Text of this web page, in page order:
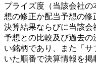
プライズ度（当該会社
想の修正か配当予想の修
決算結果ならびに当該会
予想との比較及び過去
い銘柄であり、また「
いた順番で決算情報を